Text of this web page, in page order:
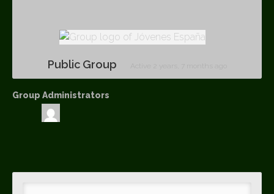
Public Group
Group
Group Administrators